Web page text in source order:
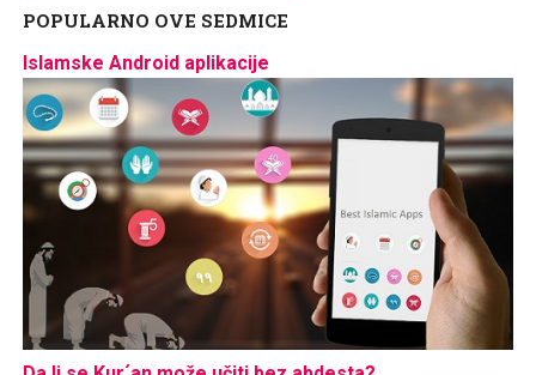
POPULARNO OVE SEDMICE
Islamske Android aplikacije